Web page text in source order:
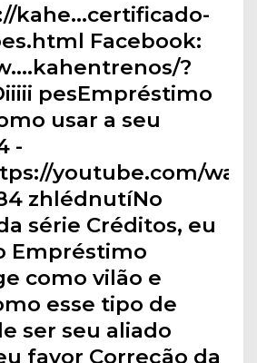
kahe…certificado-
Facebook:
?
pesEmpréstimo
usar a seu
-
youtube.com/
zhlédnutíNo
série Créditos, eu
Empréstimo
como vilão e
esse tipo de
ser seu aliado
favor Correção da